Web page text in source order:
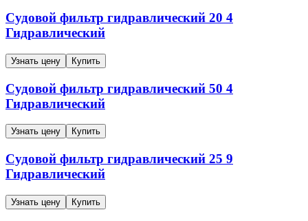
Судовой фильтр гидравлический 20 4
Гидравлический
Узнать цену Купить
Судовой фильтр гидравлический 50 4
Гидравлический
Узнать цену Купить
Судовой фильтр гидравлический 25 9
Гидравлический
Узнать цену Купить